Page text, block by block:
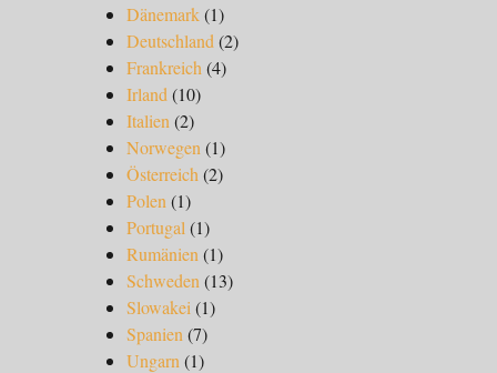
Dänemark(1)
Deutschland (2)
Frankreich (4)
Irland (10)
Italien (2)
Norwegen (1)
Österreich (2)
Polen (1)
Portugal (1)
Rumänien (1)
Schweden (13)
Slowakei (1)
Spanien (7)
Ungarn (1)